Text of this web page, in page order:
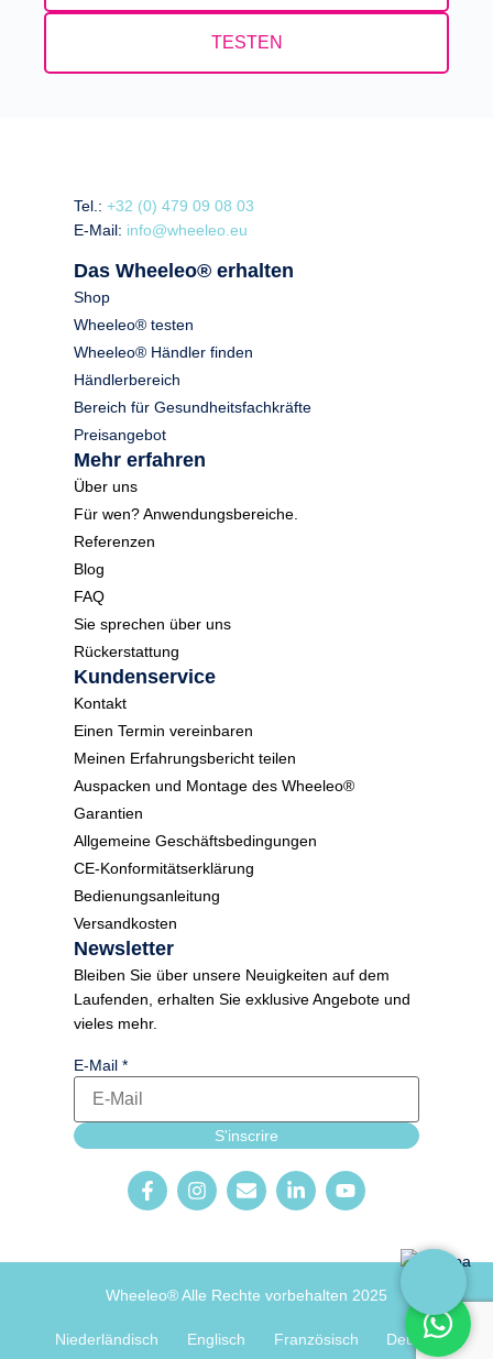
TESTEN
Tel.:+32 (0) 479 09 08 03
E-Mail: info@wheeleo.eu
Das Wheeleo® erhalten
Shop
Wheeleo® testen
Wheeleo® Händler finden
Händlerbereich
Bereich für Gesundheitsfachkräfte
Preisangebot
Mehr erfahren
Über uns
Für wen? Anwendungsbereiche.
Referenzen
Blog
FAQ
Sie sprechen über uns
Rückerstattung
Kundenservice
Kontakt
Einen Termin vereinbaren
Meinen Erfahrungsbericht teilen
Auspacken und Montage des Wheeleo®
Garantien
Allgemeine Geschäftsbedingungen
CE-Konformitätserklärung
Bedienungsanleitung
Versandkosten
Newsletter
Bleiben Sie über unsere Neuigkeiten auf dem
Laufenden, erhalten Sie exklusive Angebote und
vieles mehr.
E-Mail*
Newsletter_form
E-Mail Sprache
S'inscrire
Wheeleo® Alle Rechte vorbehalten 2025
Niederländisch Englisch Französisch Deutsch